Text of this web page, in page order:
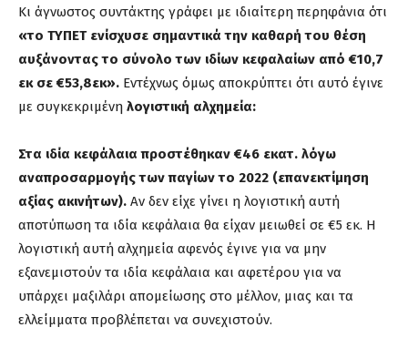
Κι άγνωστος συντάκτης γράφει με ιδιαίτερη περηφάνια ότι
«το ΤΥΠΕΤ ενίσχυσε σημαντικά την καθαρή του θέση
αυξάνοντας το σύνολο των ιδίων κεφαλαίων από €10,7
εκ σε €53,8εκ». Εντέχνως όμως αποκρύπτει ότι αυτό έγινε
με συγκεκριμένη λογιστική αλχημεία:
Στα ιδία κεφάλαια προστέθηκαν €46 εκατ. λόγω
αναπροσαρμογής των παγίων το 2022 (επανεκτίμηση
αξίας ακινήτων). Αν δεν είχε γίνει η λογιστική αυτή
αποτύπωση τα ιδία κεφάλαια θα είχαν μειωθεί σε €5 εκ. Η
λογιστική αυτή αλχημεία αφενός έγινε για να μην
εξανεμιστούν τα ιδία κεφάλαια και αφετέρου για να
υπάρχει μαξιλάρι απομείωσης στο μέλλον, μιας και τα
ελλείμματα προβλέπεται να συνεχιστούν.